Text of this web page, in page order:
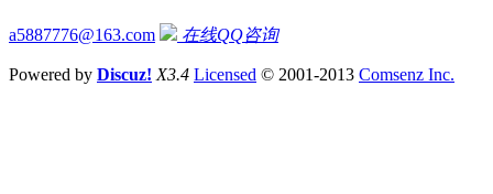
a5887776@163.com 在线QQ咨询
Powered by Discuz! X3.4 Licensed © 2001-2013 Comsenz Inc.